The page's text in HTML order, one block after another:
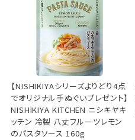
【NISHIKIYAシリーズよりどり4点
でオリジナル手ぬぐいプレゼント】
NISHIKIYA KITCHEN ニシキヤキ
ッチン 冷製 八丈フルーツレモン
のパスタソース 160g